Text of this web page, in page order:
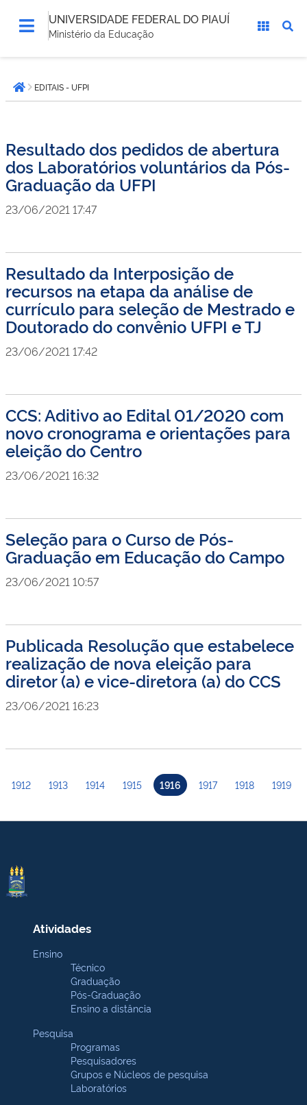
UNIVERSIDADE FEDERAL DO PIAUÍ
Ministério da Educação
está
aqui:Página inicial
EDITAIS - UFPI
Resultado dos pedidos de abertura
dos Laboratórios voluntários da Pós-
Graduação da UFPI
23/06/2021 17:47
Resultado da Interposição de
recursos na etapa da análise de
currículo para seleção de Mestrado e
Doutorado do convênio UFPI e TJ
23/06/2021 17:42
CCS: Aditivo ao Edital 01/2020 com
novo cronograma e orientações para
eleição do Centro
23/06/2021 16:32
Seleção para o Curso de Pós-
Graduação em Educação do Campo
23/06/2021 10:57
Publicada Resolução que estabelece
realização de nova eleição para
diretor (a) e vice-diretora (a) do CCS
23/06/2021 16:23
1912 1913 1914 1915 1916 1917 1918 1919
Atividades
Ensino
Técnico
Graduação
Pós-Graduação
Ensino a distância
Pesquisa
Programas
Pesquisadores
Grupos e Núcleos de pesquisa
Laboratórios